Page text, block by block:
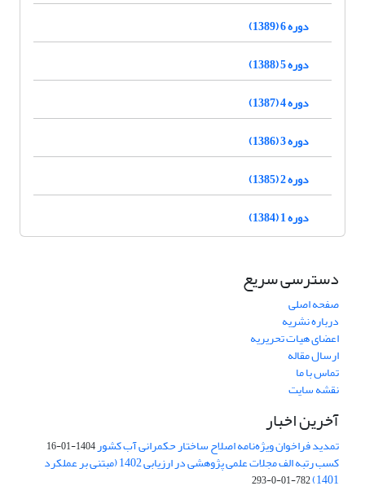
دوره 6 (1389)
دوره 5 (1388)
دوره 4 (1387)
دوره 3 (1386)
دوره 2 (1385)
دوره 1 (1384)
دسترسی سریع
صفحه اصلی
درباره نشریه
اعضای هیات تحریریه
ارسال مقاله
تماس با ما
نقشه سایت
آخرین اخبار
تمدید فراخوان ویژه‌نامه اصلاح ساختار حکمرانی آب کشور1404-01-16
کسب رتبه الف مجلات علمی پژوهشی در ارزیابی 1402 (مبتنی بر عملکرد
1401)
782-01-0-293